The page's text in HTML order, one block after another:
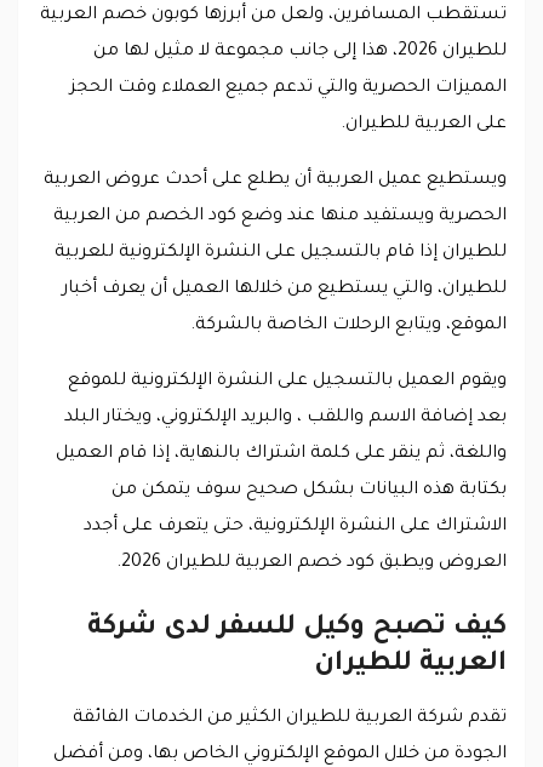
تستقطب المسافرين، ولعل من أبرزها كوبون خصم العربية
للطيران 2026، هذا إلى جانب مجموعة لا مثيل لها من
المميزات الحصرية والتي تدعم جميع العملاء وقت الحجز
على العربية للطيران.
ويستطيع عميل العربية أن يطلع على أحدث عروض العربية
الحصرية ويستفيد منها عند وضع كود الخصم من العربية
للطيران إذا قام بالتسجيل على النشرة الإلكترونية للعربية
للطيران، والتي يستطيع من خلالها العميل أن يعرف أخبار
الموقع، ويتابع الرحلات الخاصة بالشركة.
ويقوم العميل بالتسجيل على النشرة الإلكترونية للموقع
بعد إضافة الاسم واللقب ، والبريد الإلكتروني، ويختار البلد
واللغة، ثم ينقر على كلمة اشتراك بالنهاية، إذا قام العميل
بكتابة هذه البيانات بشكل صحيح سوف يتمكن من
الاشتراك على النشرة الإلكترونية، حتى يتعرف على أجدد
العروض ويطبق كود خصم العربية للطيران 2026.
كيف تصبح وكيل للسفر لدى شركة
العربية للطيران
تقدم شركة العربية للطيران الكثير من الخدمات الفائقة
الجودة من خلال الموقع الإلكتروني الخاص بها، ومن أفضل